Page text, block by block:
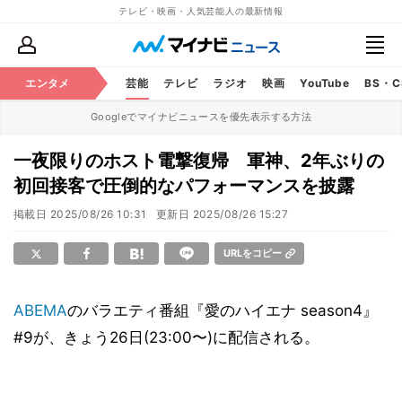
テレビ・映画・人気芸能人の最新情報
エンタメ 芸能 テレビ ラジオ 映画 YouTube BS・
Googleでマイナビニュースを優先表示する方法
一夜限りのホスト電撃復帰 軍神、2年ぶりの
初回接客で圧倒的なパフォーマンスを披露
掲載日 2025/08/26 10:31 更新日 2025/08/26 15:27
URLをコピー
ABEMAのバラエティ番組『愛のハイエナ season4』
#9が、きょう26日(23:00〜)に配信される。